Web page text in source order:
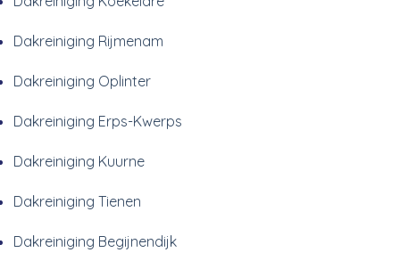
Dakreiniging Rijmenam
Dakreiniging Oplinter
Dakreiniging Erps-Kwerps
Dakreiniging Kuurne
Dakreiniging Tienen
Dakreiniging Begijnendijk